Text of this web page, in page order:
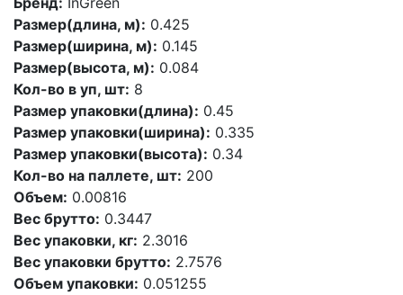
Размер(длина, м): 0.425
Размер(ширина, м): 0.145
Размер(высота, м): 0.084
Кол-во в уп, шт: 8
Размер упаковки(длина): 0.45
Размер упаковки(ширина): 0.335
Размер упаковки(высота): 0.34
Кол-во на паллете, шт: 200
Объем: 0.00816
Вес брутто: 0.3447
Вес упаковки, кг: 2.3016
Вес упаковки брутто: 2.7576
Объем упаковки: 0.051255